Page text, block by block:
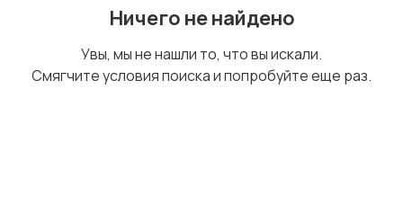
Ничего не найдено
Увы, мы не нашли то, что вы искали.
Смягчите условия поиска и попробуйте еще раз.